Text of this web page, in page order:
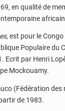
en qualité de
, est pour le
Populaire du
Ecrit par Henri
Mockouamy.
(Fédération des
de 1983.